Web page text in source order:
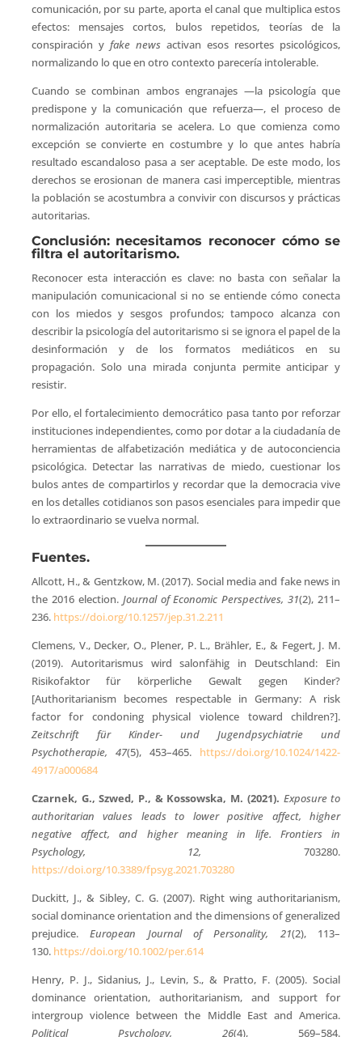
comunicación, por su parte, aporta el canal que multiplica estos
efectos: mensajes cortos, bulos repetidos, teorías de la
conspiración y fake newsactivan esos resortes psicológicos,
normalizando lo que en otro contexto parecería intolerable.
Cuando se combinan ambos engranajes —la psicología que
predispone y la comunicación que refuerza—, el proceso de
normalización autoritaria se acelera. Lo que comienza como
excepción se convierte en costumbre y lo que antes habría
resultado escandaloso pasa a ser aceptable. De este modo, los
derechos se erosionan de manera casi imperceptible, mientras
la población se acostumbra a convivir con discursos y prácticas
autoritarias.
Conclusión: necesitamos reconocer cómo se
filtra el autoritarismo.
Reconocer esta interacción es clave: no basta con señalar la
manipulación comunicacional si no se entiende cómo conecta
con los miedos y sesgos profundos; tampoco alcanza con
describir la psicología del autoritarismo si se ignora el papel de la
desinformación y de los formatos mediáticos en su
propagación. Solo una mirada conjunta permite anticipar y
resistir.
Por ello, el fortalecimiento democrático pasa tanto por reforzar
instituciones independientes, como por dotar a la ciudadanía de
herramientas de alfabetización mediática y de autoconciencia
psicológica. Detectar las narrativas de miedo, cuestionar los
bulos antes de compartirlos y recordar que la democracia vive
en los detalles cotidianos son pasos esenciales para impedir que
lo extraordinario se vuelva normal.
Fuentes.
Allcott, H., & Gentzkow, M. (2017). Social media and fake news in
the 2016 election. Journal of Economic Perspectives, 31(2), 211–
236. https://doi.org/10.1257/jep.31.2.211
Clemens, V., Decker, O., Plener, P. L., Brähler, E., & Fegert, J. M.
(2019). Autoritarismus wird salonfähig in Deutschland: Ein
Risikofaktor für körperliche Gewalt gegen Kinder?
[Authoritarianism becomes respectable in Germany: A risk
factor for condoning physical violence toward children?].
Zeitschrift für Kinder- und Jugendpsychiatrie und
Psychotherapie, 47(5), 453–465. https://doi.org/10.1024/1422-
4917/a000684
Czarnek, G., Szwed, P., & Kossowska, M. (2021). Exposure to
authoritarian values leads to lower positive affect, higher
negative affect, and higher meaning in life.
Frontiers in
Psychology, 12, 703280.
https://doi.org/10.3389/fpsyg.2021.703280
Duckitt, J., & Sibley, C. G. (2007). Right wing authoritarianism,
social dominance orientation and the dimensions of generalized
prejudice.European Journal of Personality, 21(2), 113–
130. https://doi.org/10.1002/per.614
Henry, P. J., Sidanius, J., Levin, S., & Pratto, F. (2005). Social
dominance orientation, authoritarianism, and support for
intergroup violence between the Middle East and America.
Political Psychology, 26(4), 569–584.